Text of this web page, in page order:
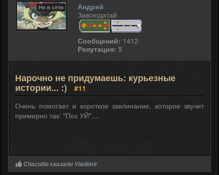
Не в сети
Андрей
Завсегдатай
Сообщений: 1412
Репутация: 5
Нарочно не придумаешь: курьезные
истории... :)
#11
Очень помогает и короткое заклинание, которое звучит
примерно так: "Пох УЙ"....
Спасибо сказали Vladimir